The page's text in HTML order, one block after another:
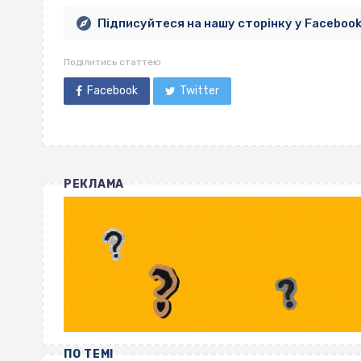
Підписуйтеся на нашу сторінку у Facebook
Поділитись статтею
Facebook Twitter
РЕКЛАМА
ПО ТЕМІ